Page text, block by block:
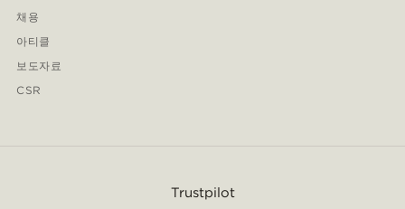
채용
아티클
보도자료
CSR
Trustpilot